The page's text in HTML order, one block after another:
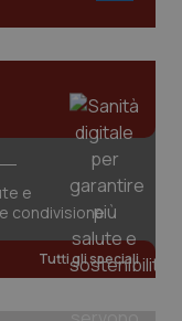
e
condivisione
Tutti gli speciali